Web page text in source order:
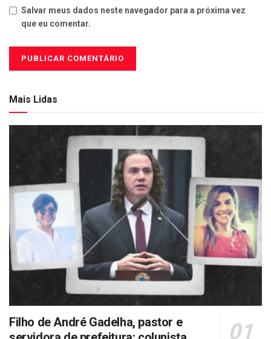
Salvar meus dados neste navegador para a próxima vez
que eu comentar.
Mais Lidas
Filho de André Gadelha, pastor e